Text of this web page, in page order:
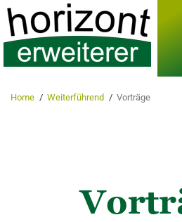
Home / Weiterführend / Vorträge